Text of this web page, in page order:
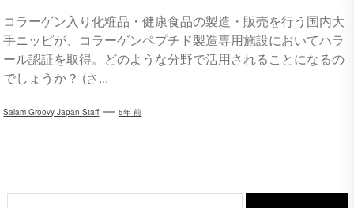
コラーゲン入り化粧品・健康食品の製造・販売を行う国内大
手ニッピが、コラーゲンペプチド製造専用施設においてハラ
ール認証を取得。どのような分野で活用されることになるの
でしょうか？ (さ...
Salam Groovy Japan Staff 5年 前